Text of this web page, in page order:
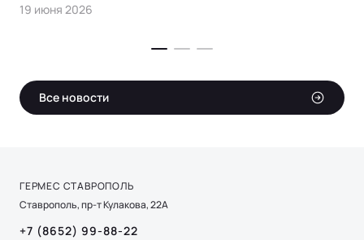
19 июня 2026
Все новости
ГЕРМЕС СТАВРОПОЛЬ
Ставрополь, пр-т Кулакова, 22А
+7 (8652) 99-88-22